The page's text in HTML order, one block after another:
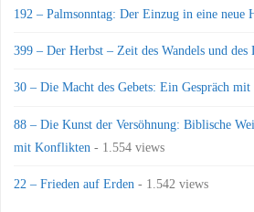
192 – Palmsonntag: Der Einzug in eine neue
399 – Der Herbst – Zeit des Wandels und des
30 – Die Macht des Gebets: Ein Gespräch
88 – Die Kunst der Versöhnung: Biblische
mit Konflikten - 1.554 views
22 – Frieden auf Erden - 1.542 views